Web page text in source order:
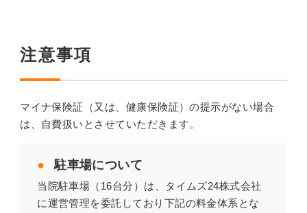
注意事項
マイナ保険証（又は、健康保険証）の提示がない場合
は、自費扱いとさせていただきます。
駐車場について
当院駐車場（16台分）は、タイムズ24株式会社
に運営管理を委託しており下記の料金体系とな